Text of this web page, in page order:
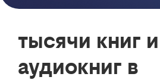
тысячи книг и
аудиокниг в